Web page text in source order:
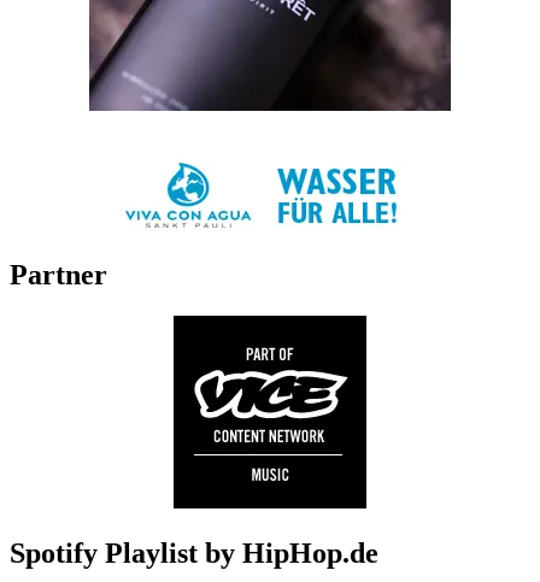
Partner
Spotify Playlist by HipHop.de